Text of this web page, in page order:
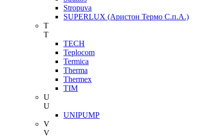
Stropuva
SUPERLUX (Аристон Термо С.п.А.)
T
T
TECH
Teplocom
Termica
Therma
Thermex
TIM
U
U
UNIPUMP
V
V